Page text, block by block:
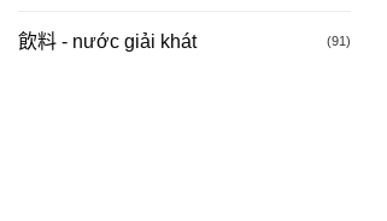
飲料 - nước giải khát (91)